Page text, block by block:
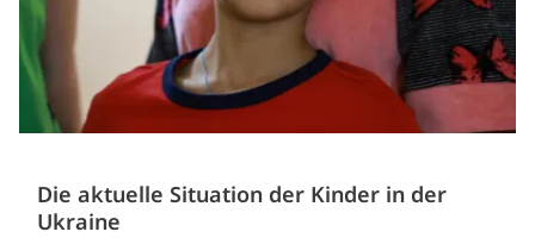
Die aktuelle Situation der Kinder in der
Ukraine